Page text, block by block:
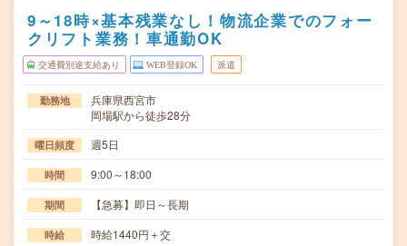
9～18時×基本残業なし！物流企業でのフォー
クリフト業務！車通勤OK
交通費別途支給あり WEB登録OK 派遣
勤務地
兵庫県西宮市
岡場駅から徒歩28分
曜日頻度 週5日
時間 9:00～18:00
期間 【急募】即日～長期
時給 時給1440円＋交